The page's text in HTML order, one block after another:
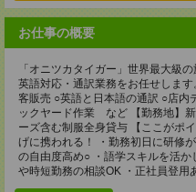
お仕事の概要
「オニツカタイガー」世界最大級
英語対応・通訳業務をお任せしま
客販売 ○英語と日本語の通訳 ○店内
ックヤード作業 など 【勤務地】
ーズ含む制服全身貸与 【ここがポ
げに携われる！ ・勤務初日に研修
の自由度高め○ ・語学スキルを活
や時短勤務の相談OK ・正社員登用